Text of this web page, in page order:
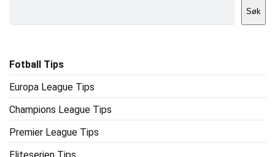
Søk
Fotball Tips
Europa League Tips
Champions League Tips
Premier League Tips